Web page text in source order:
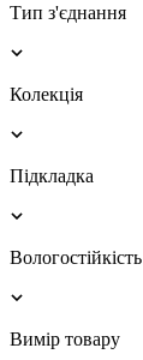
Тип з'єднання
Колекція
Підкладка
Вологостійкість
Вимір товару